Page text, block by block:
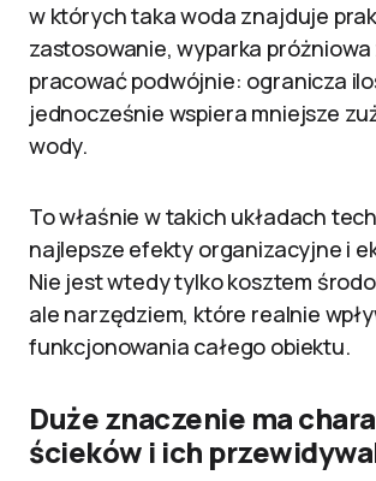
w których taka woda znajduje
zastosowanie, wyparka
pracować podwójnie: ogranicza
jednocześnie wspiera mniejsze
wody.
To właśnie w takich układach
najlepsze efekty organizacyjne i
Nie jest wtedy tylko kosztem
ale narzędziem, które realnie
funkcjonowania całego obiektu.
Duże znaczenie ma
ścieków i ich